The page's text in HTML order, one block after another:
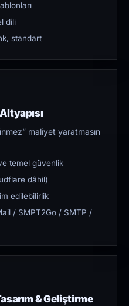
dili
standart
maliyet yaratmasın
temel güvenlik
dâhil)
edilebilirlik
/ SMPT2Go / SMTP /
& Geliştirme